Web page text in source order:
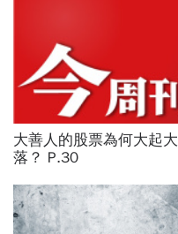
大善人的股票為何大起大
落？ P.30